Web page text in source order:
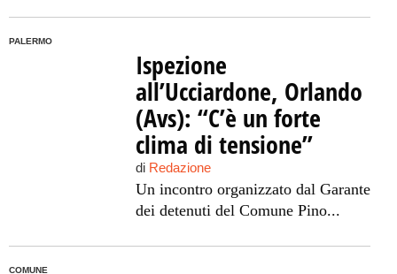
PALERMO
Ispezione
all’Ucciardone, Orlando
(Avs): “C’è un forte
clima di tensione”
di Redazione
Un incontro organizzato dal Garante
dei detenuti del Comune Pino...
COMUNE